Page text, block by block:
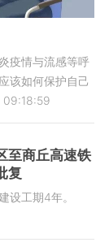
疫情与流感等呼
该如何保护自己
至商丘高速铁
复
设工期4年。